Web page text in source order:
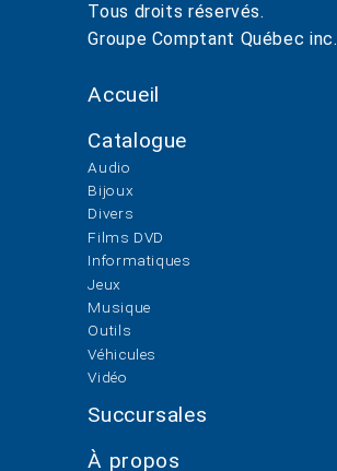
Tous droits réservés.
Groupe Comptant Québec inc.
Accueil
Catalogue
Audio
Bijoux
Divers
Films DVD
Informatiques
Jeux
Musique
Outils
Véhicules
Vidéo
Succursales
À propos